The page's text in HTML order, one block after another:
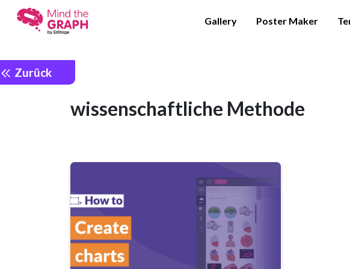
Gallery Poster Maker
Zurück
wissenschaftliche Methode